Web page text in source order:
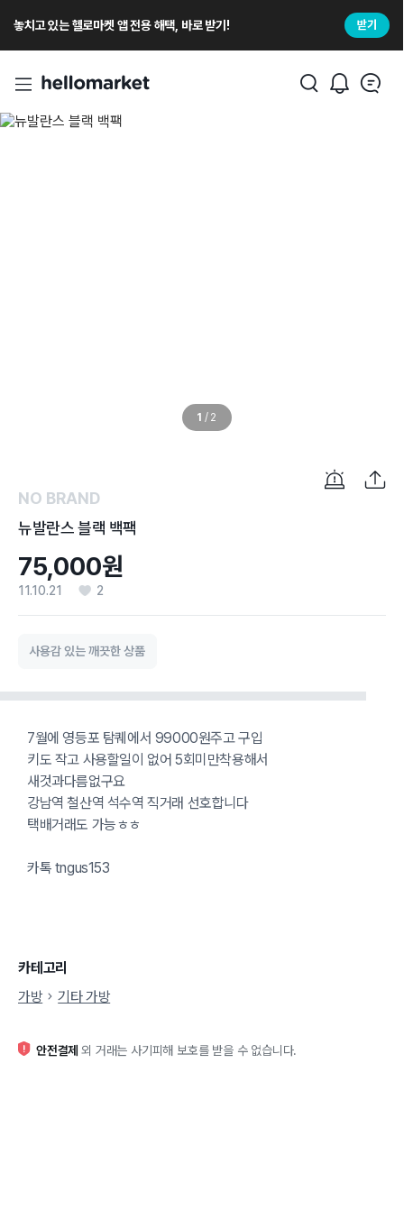
놓치고 있는 헬로마켓 앱 전용 해택, 바로 받기! 받기
1 / 2
NO BRAND
뉴발란스 블랙 백팩
75,000원
11.10.21 2
사용감 있는 깨끗한 상품
7월에 영등포 탐퀘에서 99000원주고 구입
키도 작고 사용할일이 없어 5회미만착용해서
새것과다름없구요
강남역 철산역 석수역 직거래 선호합니다
택배거래도 가능ㅎㅎ
카톡 tngus153
카테고리
가방
기타 가방
안전결제 외 거래는 사기피해 보호를 받을 수 없습니다.